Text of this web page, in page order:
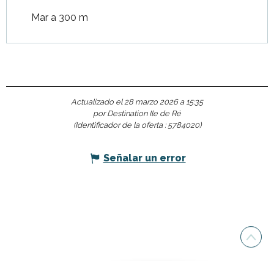
Mar a 300 m
Actualizado el 28 marzo 2026 a 15:35
por Destination Ile de Ré
(Identificador de la oferta : 5784020)
Señalar un error